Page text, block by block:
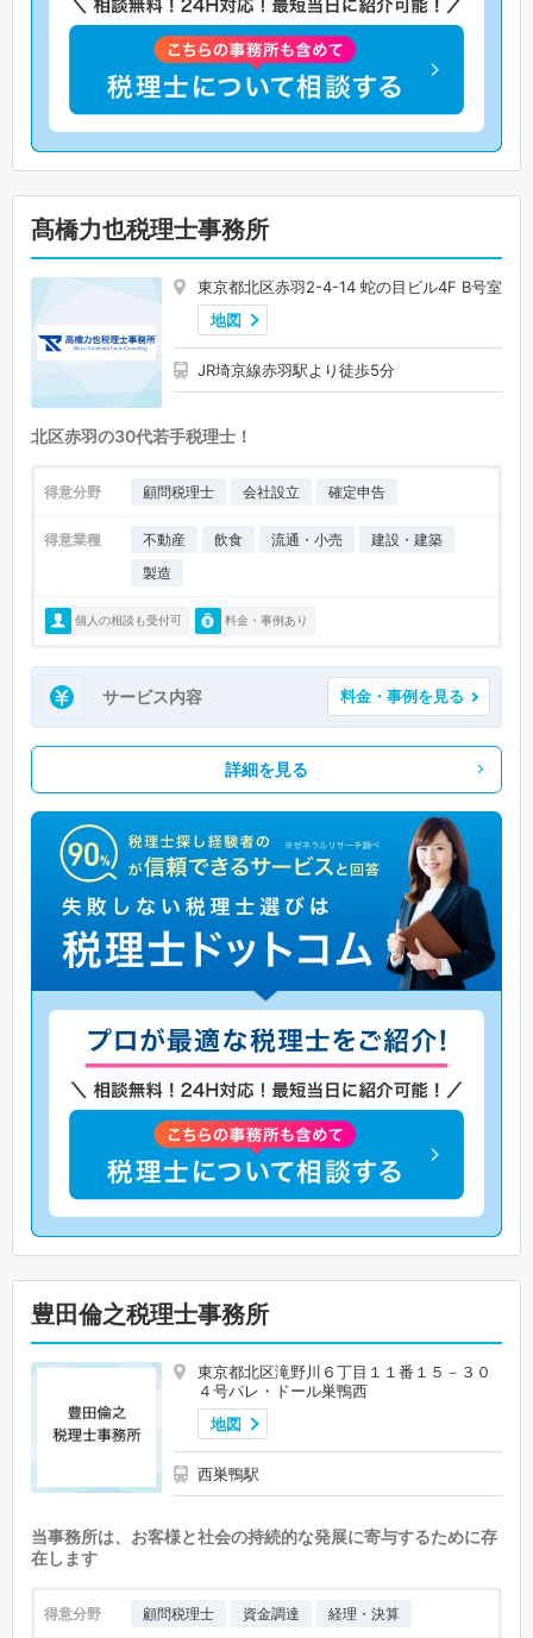
髙橋力也税理士事務所
東京都北区赤羽2-4-14 蛇の目ビル4F B号室
地図
JR埼京線赤羽駅より徒歩5分
北区赤羽の30代若手税理士！
得意分野 顧問税理士 会社設立 確定申告
得意業種 不動産 飲食 流通・小売
建設・建築
製造
個人の相談も受付可 料金・事例あり
サービス内容 料金・事例を見る
詳細を見る
豊田倫之税理士事務所
東京都北区滝野川６丁目１１番１５－３０
４号パレ・ドール巣鴨西
地図
西巣鴨駅
当事務所は、お客様と社会の持続的な発展に寄与するために存
在します
得意分野 顧問税理士 資金調達 経理・決算